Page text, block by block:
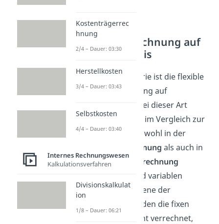
Flexible
Plankostenrechnung auf
Teilkostenbasis
Die zweite Kategorie ist die flexible
Plankostenrechnung auf
. Bei dieser Art
unterscheiden wir im Vergleich zur
Vollkostenbasis sowohl in der
Kostenträgerrechnung als auch in
derKostenstellenrechnung
zwischen fixen und variablen
Kosten. Bei der Ebene der
Kostenstellen werden die fixen
Kosten jedoch nicht verrechnet,
Kostenträgerrec
hnung
2/4 – Dauer: 03:30
Herstellkosten
3/4 – Dauer: 03:43
Selbstkosten
4/4 – Dauer: 03:40
Internes Rechnungswesen
Kalkulationsverfahren
Divisionskalkulat
ion
1/8 – Dauer: 06:21